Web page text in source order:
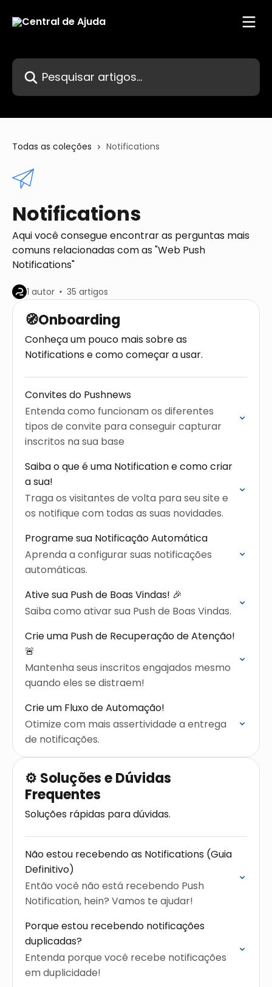
Pesquisar artigos...
Todas as coleções Notifications
Notifications
Aqui você consegue encontrar as perguntas mais
comuns relacionadas com as "Web Push
Notifications"
1 autor 35 artigos
🧭Onboarding
Conheça um pouco mais sobre as
Notifications e como começar a usar.
Convites do Pushnews
Entenda como funcionam os diferentes
tipos de convite para conseguir capturar
inscritos na sua base
Saiba o que é uma Notification e como criar
a sua!
Traga os visitantes de volta para seu site e
os notifique com todas as suas novidades.
Programe sua Notificação Automática
Aprenda a configurar suas notificações
automáticas.
Ative sua Push de Boas Vindas! 🎉
Saiba como ativar sua Push de Boas Vindas.
Crie uma Push de Recuperação de Atenção!
🚨
Mantenha seus inscritos engajados mesmo
quando eles se distraem!
Crie um Fluxo de Automação!
Otimize com mais assertividade a entrega
de notificações.
⚙️ Soluções e Dúvidas
Frequentes
Soluções rápidas para dúvidas.
Não estou recebendo as Notifications (Guia
Definitivo)
Então você não está recebendo Push
Notification, hein? Vamos te ajudar!
Porque estou recebendo notificações
duplicadas?
Entenda porque você recebe notificações
em duplicidade!